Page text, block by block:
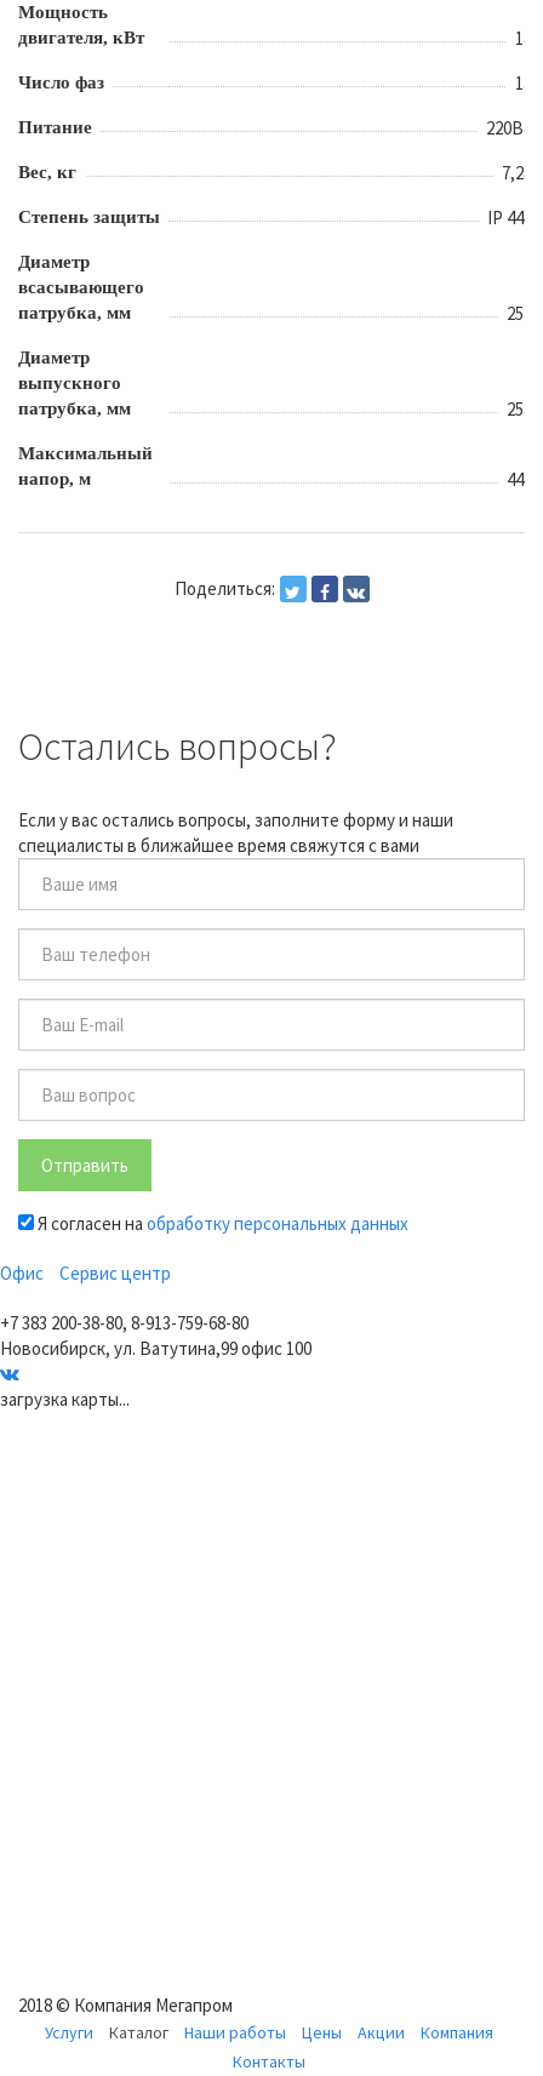
Мощность
двигателя, кВт
1
Число фаз 1
Питание 220В
Вес, кг 7,2
Степень защиты IP 44
Диаметр
всасывающего
патрубка, мм
25
Диаметр
выпускного
патрубка, мм
25
Максимальный
напор, м
44
Поделиться:
Остались вопросы?
Если у вас остались вопросы, заполните форму и наши
специалисты в ближайшее время свяжутся с вами
Отправить
Я согласен на обработку персональных данных
Офис Сервис центр
+7 383 200-38-80, 8-913-759-68-80
Новосибирск, ул. Ватутина,99 офис 100
загрузка карты...
2018 © Компания Мегапром
Услуги Каталог Наши работы Цены Акции
Компания
Контакты